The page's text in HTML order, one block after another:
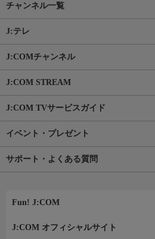
チャンネル一覧
J:テレ
J:COMチャンネル
J:COM STREAM
J:COM TVサービスガイド
イベント・プレゼント
サポート・よくある質問
Fun! J:COM
J:COM オフィシャルサイト